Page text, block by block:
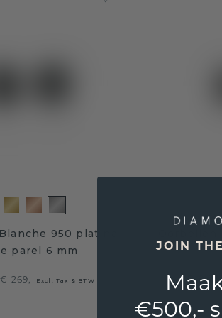
950 platina
parel 6 mm
€ 269,-Excl. Tax & BTW €
JOIN
€500,-